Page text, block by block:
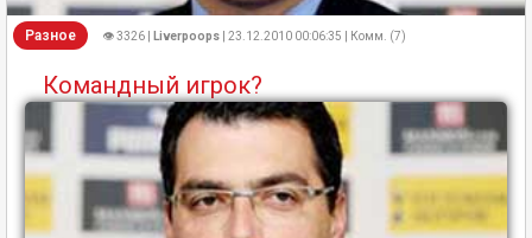
Разное 👁 3326 | Liverpoops | 23.12.2010 00:06:35 | Комм. (7)
Командный игрок?